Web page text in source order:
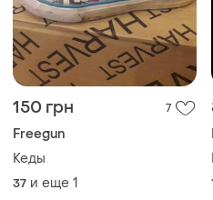
150 грн 7
Freegun
Кеды
37 и еще 1